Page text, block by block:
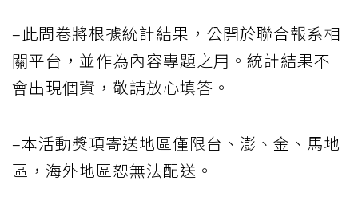
–此問卷將根據統計結果，公開於聯合報系相
關平台，並作為內容專題之用。統計結果不
會出現個資，敬請放心填答。
–本活動獎項寄送地區僅限台、澎、金、馬地
區，海外地區恕無法配送。